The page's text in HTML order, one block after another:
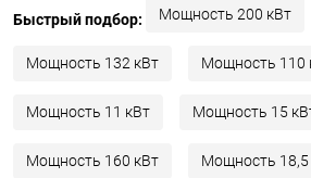
Быстрый подбор: Мощность 200 кВт
Мощность 132 кВт Мощность 110
Мощность 11 кВт Мощность 15
Мощность 160 кВт Мощность 18,5